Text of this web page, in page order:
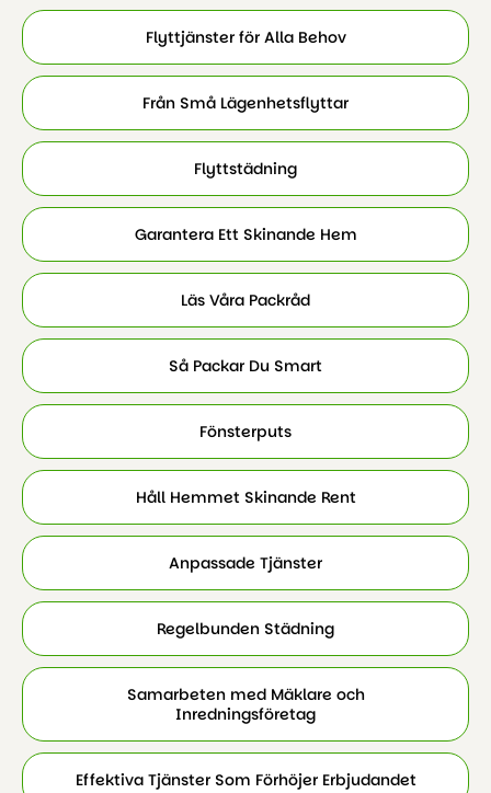
Flyttjänster för Alla Behov
Från Små Lägenhetsflyttar
Flyttstädning
Garantera Ett Skinande Hem
Läs Våra Packråd
Så Packar Du Smart
Fönsterputs
Håll Hemmet Skinande Rent
Anpassade Tjänster
Regelbunden Städning
Samarbeten med Mäklare och
Inredningsföretag
Effektiva Tjänster Som Förhöjer Erbjudandet